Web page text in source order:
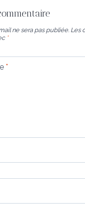
ne sera pas publiée. Les
*
*